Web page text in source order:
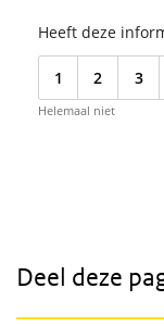
Heeft deze
1 2 3
Helemaal niet
Deel deze